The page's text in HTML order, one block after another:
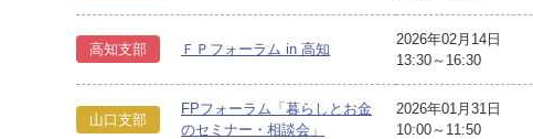
高知支部 ＦＰフォーラム in 高知
2026年02月14日
13:30～16:30
山口支部
FPフォーラム「暮らしとお金
のセミナー・相談会」
2026年01月31日
10:00～11:50